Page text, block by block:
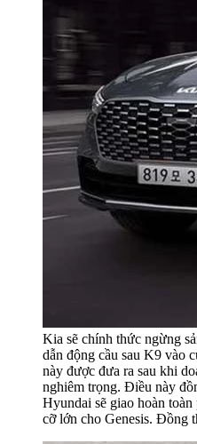
Kia sẽ chính thức ngừng
dẫn động cầu sau K9 vào
này được đưa ra sau khi
nghiêm trọng. Điều này
Hyundai sẽ giao hoàn toàn
cỡ lớn cho Genesis. Đồng